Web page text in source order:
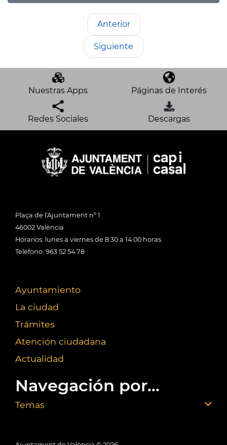
Anterior
Siguiente
Nuestras Apps Páginas de Interés
Redes Sociales Descargas
Plaça de l'Ajuntament nº 1
46002 València
Horarios: lunes a viernes de 8:30 a 14:00 horas
Teléfono: 963 52 54 78
Ayuntamiento
La ciudad
Trámites
Atención ciudadana
Actualidad
Navegación por...
Temas